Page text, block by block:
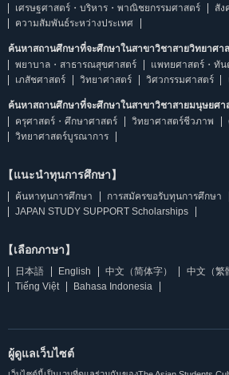
เศรษฐศาสตร์・บริหาร・พาณิชยกรรมศาสตร์
สัง
ความสัมพันธ์ระหว่างประเทศ
ค้นหาสถานศึกษาที่จะศึกษาในสาขาวิชาสายวิทยาศา
พยาบาล・สาธารณสุขศาสตร์
แพทยศาสตร์・ทั
เภสัชศาสตร์
วิทยาศาสตร์ วิศวกรรมศาสตร์
ค้นหาสถานศึกษาที่จะศึกษาในสาขาวิชาสายมนุษยศา
ครุศาสตร์・ศึกษาศาสตร์
วิทยาศาสตร์ชีวภาพ
วิทยาศาสตร์บูรณาการ
【แนะนำทุนการศึกษา】
ค้นหาทุนการศึกษา
การสมัครขอรับทุนการศึกษา
JAPAN STUDY SUPPORT Scholarships
【เลือกภาษา】
日本語 English 中文（简体字） 中文（繁
Tiếng Việt
Bahasa Indonesia
ผู้ดูแลเว็บไซต์